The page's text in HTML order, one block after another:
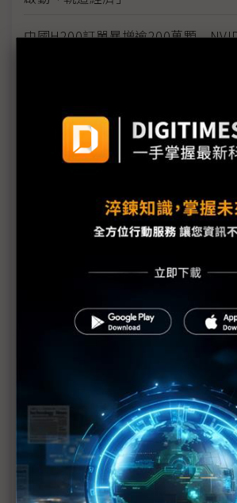
中國H200訂單暴增逾200萬顆
入NVIDIA
川普10萬美元H-1B簽證費用爭議延
魏哲家自嘲含淚打造台積美廠 NYT
如何綁住晶圓代工龍頭手腳
新的逆襲之路？ 業者估未來5~10年
H200效能翻6倍、價格增3成
讓中國動心
豐田目標2026全球生產破千萬輛
電動車放緩影響